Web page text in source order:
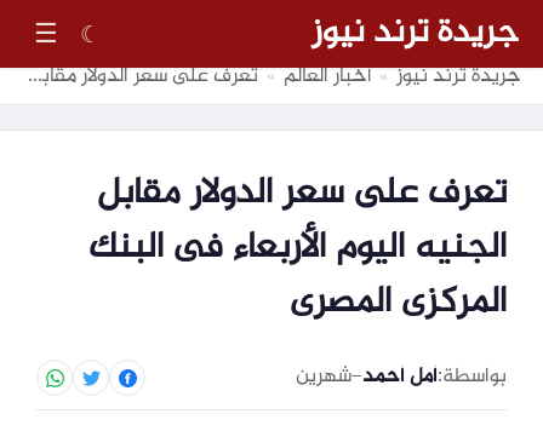
جريدة ترند نيوز ☾
☰
جريدة ترند نيوز » أخبار العالم » تعرف على سعر الدولار مقابل الجنيه اليوم الأربعاء فى البنك المركزى المصرى
تعرف على سعر الدولار مقابل
الجنيه اليوم الأربعاء فى البنك
المركزى المصرى
بواسطة:أمل أحمد–شهرين